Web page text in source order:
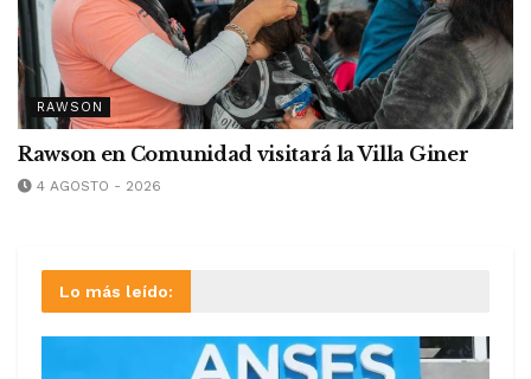
RAWSON
Rawson en Comunidad visitará la Villa Giner
4 AGOSTO - 2026
Lo más leído: